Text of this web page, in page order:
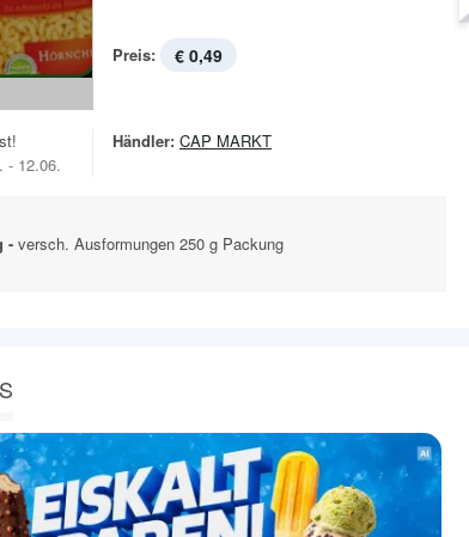
Preis: € 0,49
- 12.06.
Händler: CAP MARKT
- versch. Ausformungen 250 g Packung